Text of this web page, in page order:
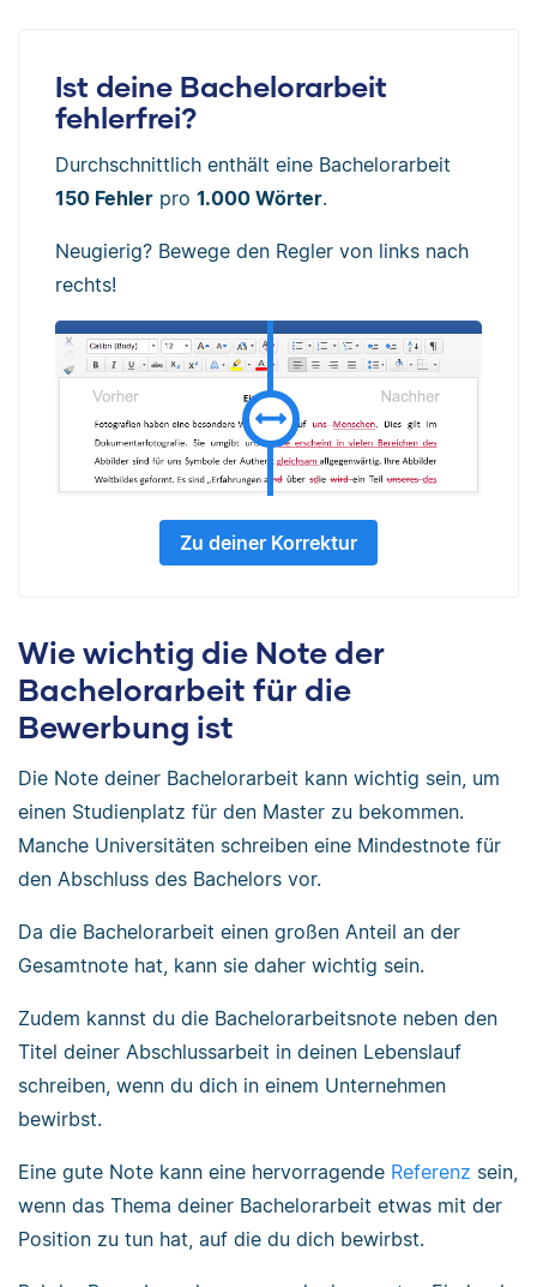
Ist deine Bachelorarbeit
fehlerfrei?
Durchschnittlich enthält eine Bachelorarbeit
150 Fehler pro 1.000 Wörter.
Neugierig? Bewege den Regler von links nach
rechts!
Zu deiner Korrektur
Wie wichtig die Note der
Bachelorarbeit für die
Bewerbung ist
Die Note deiner Bachelorarbeit kann wichtig sein, um
einen Studienplatz für den Master zu bekommen.
Manche Universitäten schreiben eine Mindestnote für
den Abschluss des Bachelors vor.
Da die Bachelorarbeit einen großen Anteil an der
Gesamtnote hat, kann sie daher wichtig sein.
Zudem kannst du die Bachelorarbeitsnote neben den
Titel deiner Abschlussarbeit in deinen Lebenslauf
schreiben, wenn du dich in einem Unternehmen
bewirbst.
Eine gute Note kann eine hervorragende Referenz sein,
wenn das Thema deiner Bachelorarbeit etwas mit der
Position zu tun hat, auf die du dich bewirbst.